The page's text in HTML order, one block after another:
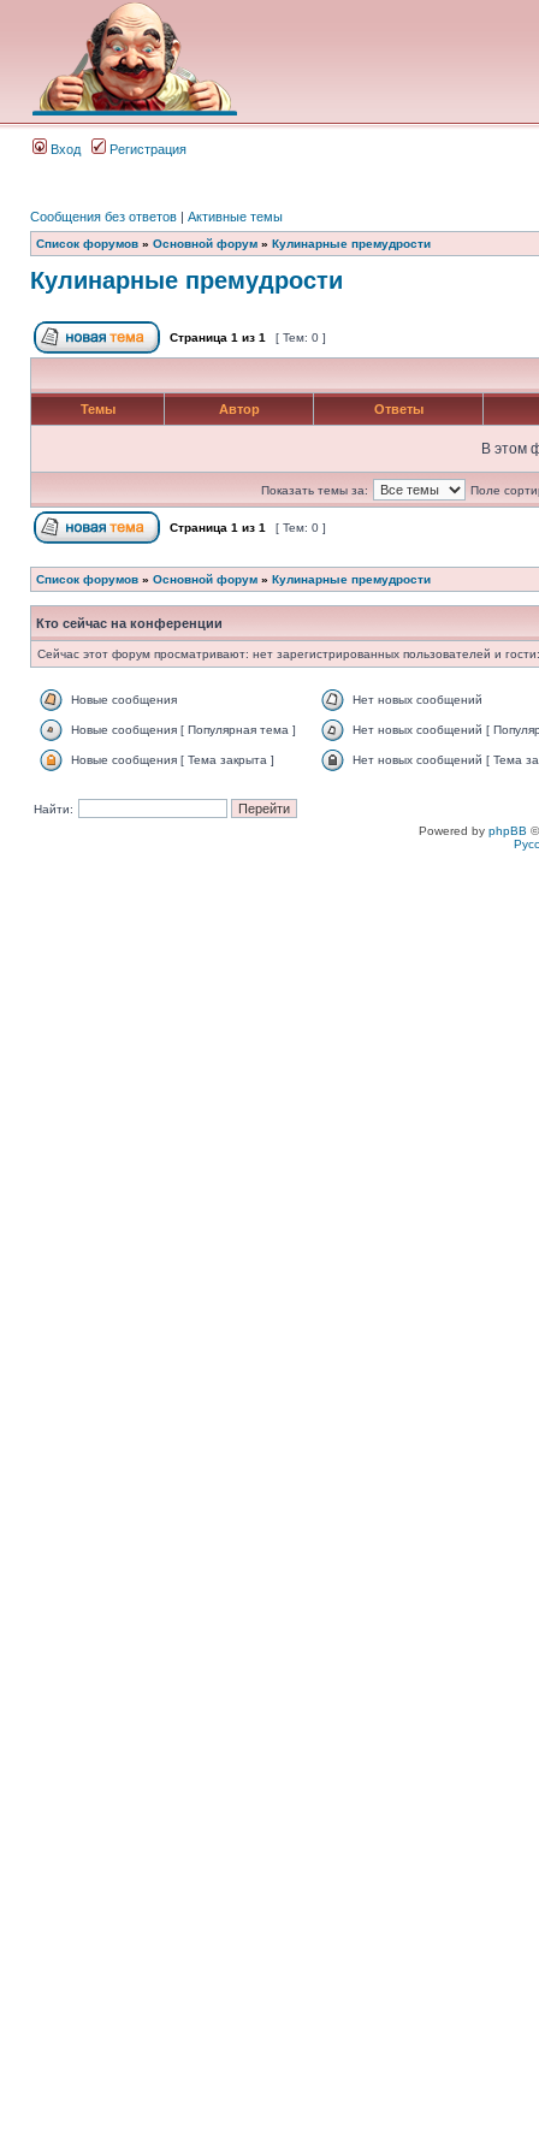
Вход Регистрация
Сообщения без ответов | Активные темы
Список форумов » Основной форум » Кулинарные премудрости
Кулинарные премудрости
Страница 1 из 1 [ Тем: 0 ]
Темы Автор Ответы
В этом
Показать темы за: Поле
Страница 1 из 1 [ Тем: 0 ]
Список форумов » Основной форум » Кулинарные премудрости
Кто сейчас на конференции
Сейчас этот форум просматривают: нет зарегистрированных пользователей и
Новые сообщения Нет новых сообщений
Новые сообщения [ Популярная тема ] Нет новых сообщений [
Новые сообщения [ Тема закрыта ] Нет новых сообщений [ Тема
Найти:
Powered by phpBB